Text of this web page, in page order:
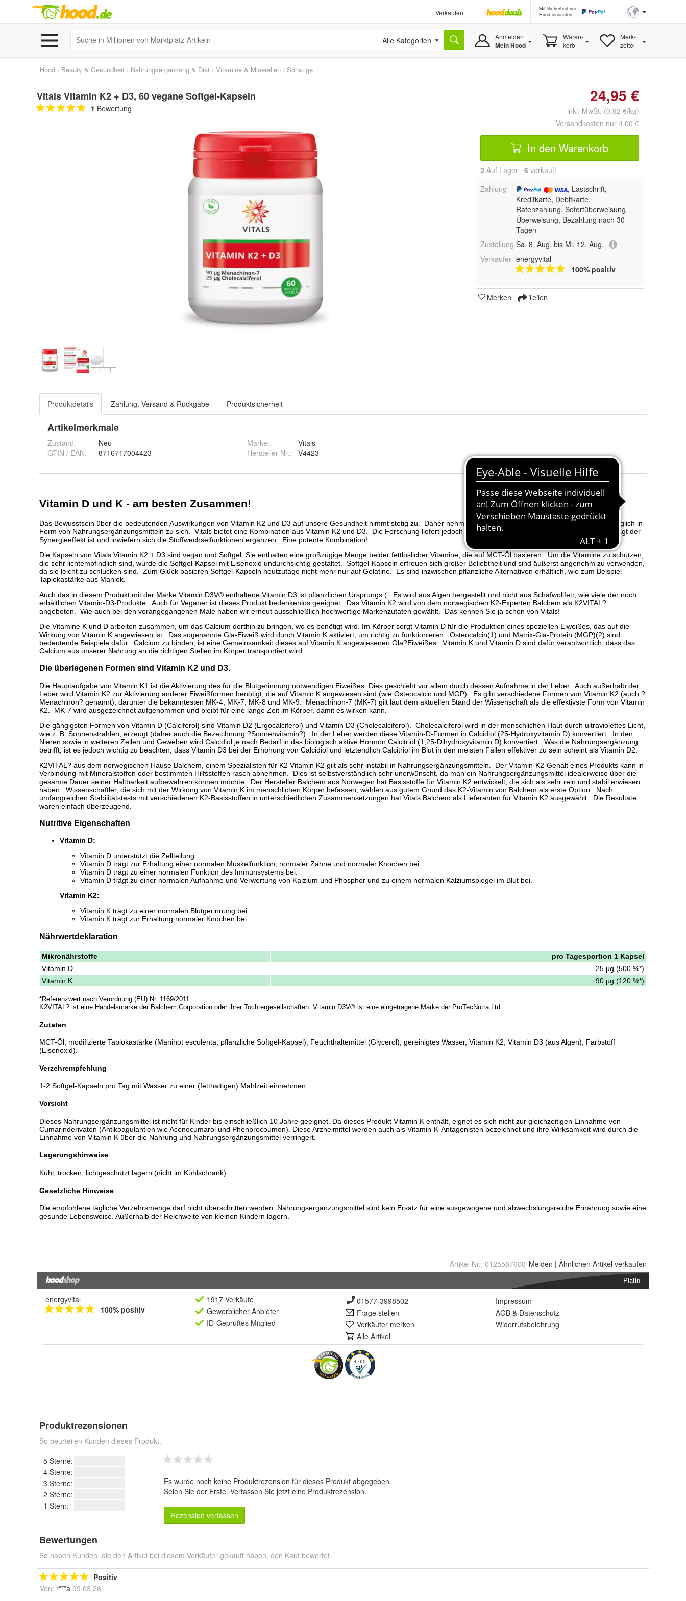
Verkaufen
Mit Sicherheit bei
Hood einkaufen
Alle Kategorien Anmelden
Mein Hood
Waren-
korb
Merk-
zettel
Hood › Beauty & Gesundheit › Nahrungsergänzung & Diät › Vitamine & Mineralien › Sonstige
Vitals Vitamin K2 + D3, 60 vegane Softgel-Kapseln
1 Bewertung
24,95 €
inkl. MwSt. (0,92 €/kg)
Versandkosten nur 4,00 €
In den Warenkorb
2 Auf Lager 6 verkauft
Zahlung
, Lastschrift,
Kreditkarte, Debitkarte,
Ratenzahlung, Sofortüberweisung,
Überweisung, Bezahlung nach 30
Tagen
Zustellung Sa, 8. Aug. bis Mi, 12. Aug.
Verkäufer energyvital
100% positiv
Merken Teilen
Produktdetails Zahlung, Versand & Rückgabe Produktsicherheit
Artikelmerkmale
Zustand:
Neu
GTIN / EAN:
8716717004423
Marke:
Vitals
Hersteller Nr.:
V4423
Artikel Nr.: 0125587600 Melden | Ähnlichen Artikel verkaufen
Platin
energyvital
100% positiv
1917 Verkäufe
Gewerblicher Anbieter
ID-Geprüftes Mitglied
01577-3998502
Frage stellen
Verkäufer merken
Alle Artikel
Impressum
AGB & Datenschutz
Widerrufsbelehrung
4760
Produktrezensionen
So beurteilen Kunden dieses Produkt.
5 Sterne:
4 Sterne:
3 Sterne:
2 Sterne:
1 Stern:
Es wurde noch keine Produktrezension für dieses Produkt abgegeben.
Seien Sie der Erste. Verfassen Sie jetzt eine Produktrezension.
Rezension verfassen
Bewertungen
So haben Kunden, die den Artikel bei diesem Verkäufer gekauft haben, den Kauf bewertet.
Positiv
Von: r***a 09.03.26